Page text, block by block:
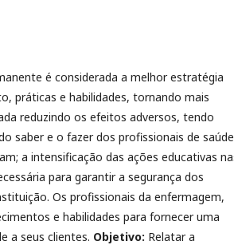
é considerada a melhor estratégia
práticas e habilidades, tornando mais
reduzindo os efeitos adversos, tendo
saber e o fazer dos profissionais de saúde
a intensificação das ações educativas
para garantir a segurança dos
Os profissionais da enfermagem,
e habilidades para fornecer uma
a seus clientes. Objetivo: Relatar a